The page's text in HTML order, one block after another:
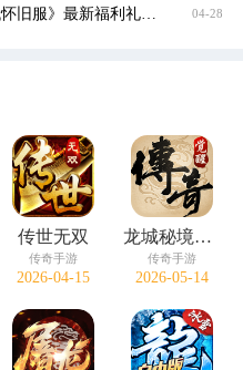
《风爆远征-英雄年代怀旧服》最新福利礼包码大全 04-28
传世无双
传奇手游
2026-04-15
龙城秘境觉醒合击
传奇手游
2026-05-14